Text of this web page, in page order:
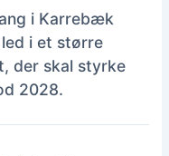
i Karrebæk
i et større
der skal styrke
2028.